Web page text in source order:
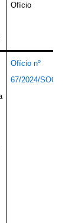
Ofício
Ofício nº
67/2024/SOC